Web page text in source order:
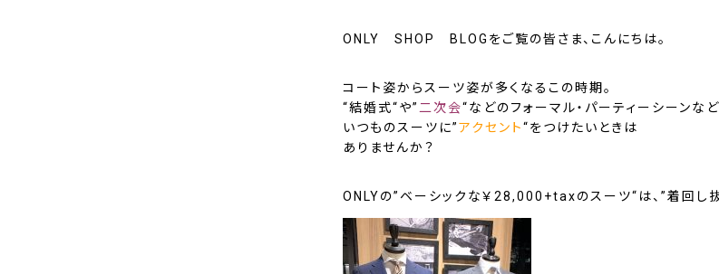
ONLY SHOP BLOGをご覧の皆さま、こんにちは。
コート姿からスーツ姿が多くなるこの時期。
“結婚式“や” 二次会“などのフォーマル・パーティーシーンなど
いつものスーツに”アクセント“をつけたいときは
ありませんか？
ONLYの” ベーシックな￥28,000+taxのスーツ“は、”着回し